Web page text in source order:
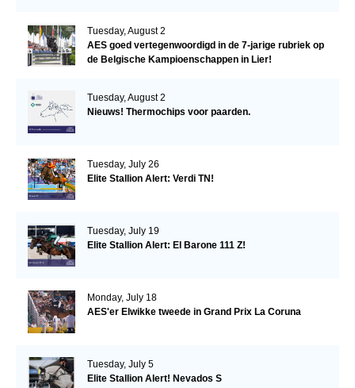
Tuesday, August 2
AES goed vertegenwoordigd in de 7-jarige rubriek op
de Belgische Kampioenschappen in Lier!
Tuesday, August 2
Nieuws! Thermochips voor paarden.
Tuesday, July 26
Elite Stallion Alert: Verdi TN!
Tuesday, July 19
Elite Stallion Alert: El Barone 111 Z!
Monday, July 18
AES'er Elwikke tweede in Grand Prix La Coruna
Tuesday, July 5
Elite Stallion Alert! Nevados S